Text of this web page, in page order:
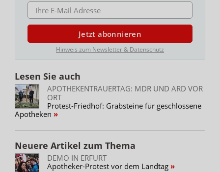
E-MAIL ADRESSE
Jetzt abonnieren
Hinweis zum Newsletter & Datenschutz
Lesen Sie auch
APOTHEKENTRAUERTAG: MDR UND ARD VOR
ORT
Protest-Friedhof: Grabsteine für geschlossene
Apotheken
Neuere Artikel zum Thema
DEMO IN ERFURT
Apotheker-Protest vor dem Landtag